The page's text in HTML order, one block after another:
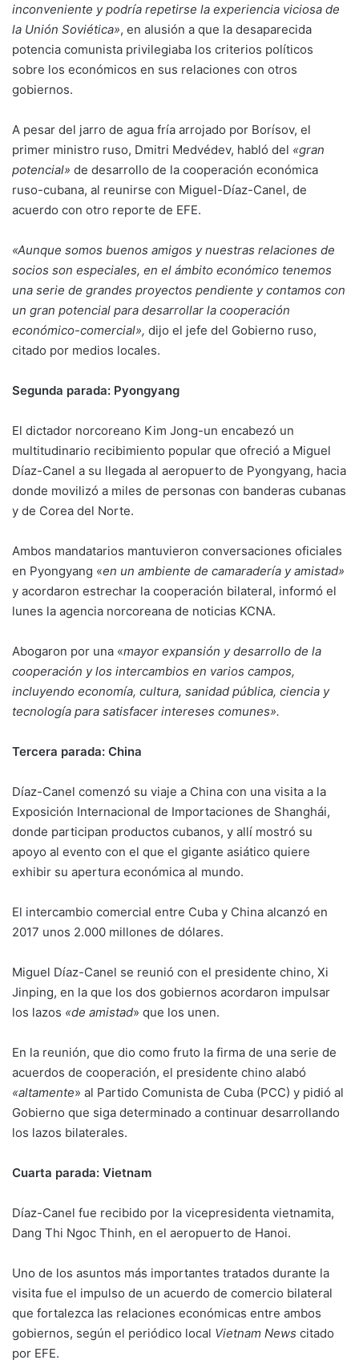
inconveniente y podría repetirse la experiencia viciosa de
la Unión Soviética», en alusión a que la desaparecida
potencia comunista privilegiaba los criterios políticos
sobre los económicos en sus relaciones con otros
gobiernos.
A pesar del jarro de agua fría arrojado por Borísov, el
primer ministro ruso, Dmitri Medvédev, habló del «gran
potencial» de desarrollo de la cooperación económica
ruso-cubana, al reunirse con Miguel-Díaz-Canel, de
acuerdo con otro reporte de EFE.
«Aunque somos buenos amigos y nuestras relaciones de
socios son especiales, en el ámbito económico tenemos
una serie de grandes proyectos pendiente y contamos con
un gran potencial para desarrollar la cooperación
económico-comercial», dijo el jefe del Gobierno ruso,
citado por medios locales.
Segunda parada: Pyongyang
El dictador norcoreano Kim Jong-un encabezó un
multitudinario recibimiento popular que ofreció a Miguel
Díaz-Canel a su llegada al aeropuerto de Pyongyang, hacia
donde movilizó a miles de personas con banderas cubanas
y de Corea del Norte.
Ambos mandatarios mantuvieron conversaciones oficiales
en Pyongyang «en un ambiente de camaradería y amistad»
y acordaron estrechar la cooperación bilateral, informó el
lunes la agencia norcoreana de noticias KCNA.
Abogaron por una «mayor expansión y desarrollo de la
cooperación y los intercambios en varios campos,
incluyendo economía, cultura, sanidad pública, ciencia y
tecnología para satisfacer intereses comunes».
Tercera parada: China
Díaz-Canel comenzó su viaje a China con una visita a la
Exposición Internacional de Importaciones de Shanghái,
donde participan productos cubanos, y allí mostró su
apoyo al evento con el que el gigante asiático quiere
exhibir su apertura económica al mundo.
El intercambio comercial entre Cuba y China alcanzó en
2017 unos 2.000 millones de dólares.
Miguel Díaz-Canel se reunió con el presidente chino, Xi
Jinping, en la que los dos gobiernos acordaron impulsar
los lazos «de amistad» que los unen.​
En la reunión, que dio como fruto la firma de una serie de
acuerdos de cooperación, el presidente chino alabó
«altamente» al Partido Comunista de Cuba (PCC) y pidió al
Gobierno que siga determinado a continuar desarrollando
los lazos bilaterales.
Cuarta parada: Vietnam
Díaz-Canel fue recibido por la vicepresidenta vietnamita,
Dang Thi Ngoc Thinh, en el aeropuerto de Hanoi.
Uno de los asuntos más importantes tratados durante la
visita fue el impulso de un acuerdo de comercio bilateral
que fortalezca las relaciones económicas entre ambos
gobiernos, según el periódico local Vietnam News citado
por EFE.